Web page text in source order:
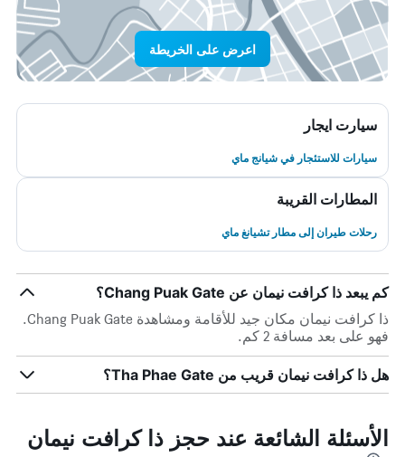
اعرض على الخريطة
سيارت ايجار
سيارات للاستئجار في شيانج ماي
المطارات القريبة
رحلات طيران إلى مطار تشيانغ ماي
كم يبعد ذا كرافت نيمان عن Chang Puak Gate؟
ذا كرافت نيمان مكان جيد للأقامة ومشاهدة Chang Puak Gate.
فهو على بعد مسافة 2 كم.
هل ذا كرافت نيمان قريب من Tha Phae Gate؟
الأسئلة الشائعة عند حجز ذا كرافت نيمان